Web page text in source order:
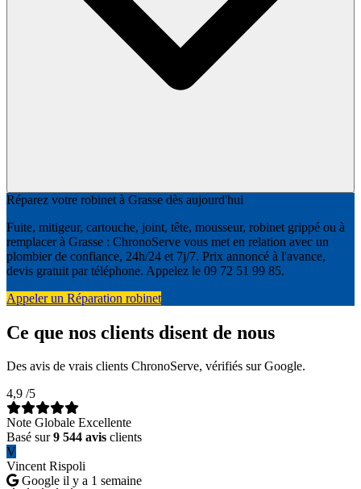
Réparez votre robinet à Grasse dès aujourd'hui
Fuite, mitigeur, cartouche, joint, tête, mousseur, robinet grippé ou à
remplacer à Grasse : ChronoServe vous met en relation avec un
plombier de confiance, 24h/24 et 7j/7. Prix annoncé à l'avance,
devis gratuit par téléphone. Appelez le 09 72 51 99 85.
Appeler un Réparation robinet
Ce que nos clients disent de nous
Des avis de vrais clients ChronoServe, vérifiés sur Google.
4,9 /5
Note Globale Excellente
Basé sur9 544 avis clients
V
Vincent Rispoli
Google il y a 1 semaine